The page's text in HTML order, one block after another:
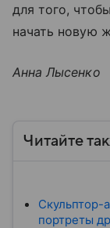
для того,
начать новую
Анна Лысенко
Читайте
Скульптор-
портреты